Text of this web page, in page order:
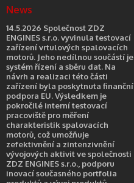
News
14.5.2026 Společnost ZDZ
ENGINES s.r.o. vyvinula testovací
zařízení vrtulových spalovacích
motorů. Jeho nedílnou součástí je
systém řízení a sběru dat. Na
návrh a realizaci této části
zařízení byla poskytnuta finanční
podpora EU. Výsledkem je
pokročilé interní testovací
pracoviště pro měření
charakteristik spalovacích
motorů, což umožňuje
zefektivnění a zintenzivnění
vývojových aktivit ve společnosti
ZDZ ENGINES s.r.o., podporu
inovací současného portfolia